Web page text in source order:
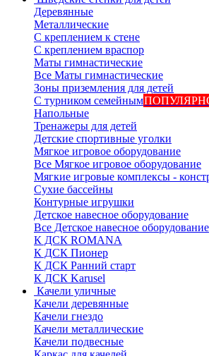
Деревянные
Металлические
С креплением к стене
С креплением враспор
Маты гимнастические
Все Маты гимнастические
Зоны приземления для детей
С турником семейным
Напольные
Тренажеры для детей
Детские спортивные уголки
Мягкое игровое оборудование
Все Мягкое игровое оборудование
Мягкие игровые комплексы -
Сухие бассейны
Контурные игрушки
Детское навесное оборудование
Все Детское навесное оборудование
К ДСК ROMANA
К ДСК Пионер
К ДСК Ранний старт
К ДСК Karusel
Качели уличные
Качели деревянные
Качели гнездо
Качели металлические
Качели подвесные